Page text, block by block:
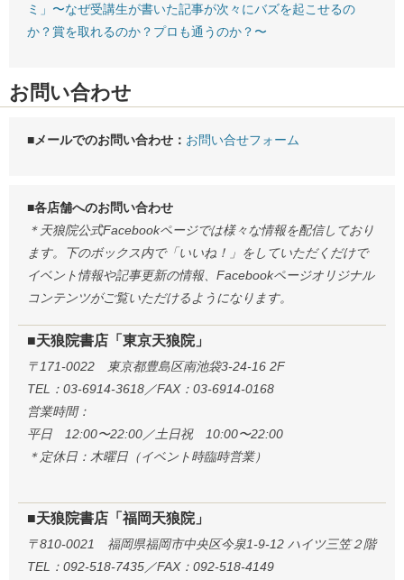
ミ」〜なぜ受講生が書いた記事が次々にバズを起こせるの
か？賞を取れるのか？プロも通うのか？〜
お問い合わせ
■メールでのお問い合わせ： お問い合せフォーム
■各店舗へのお問い合わせ
＊天狼院公式Facebookページでは様々な情報を配信しており
ます。下のボックス内で「いいね！」をしていただくだけで
イベント情報や記事更新の情報、Facebookページオリジナル
コンテンツがご覧いただけるようになります。
■天狼院書店「東京天狼院」
〒171-0022 東京都豊島区南池袋3-24-16 2F
TEL：03-6914-3618／FAX：03-6914-0168
営業時間：
平日 12:00〜22:00／土日祝 10:00〜22:00
＊定休日：木曜日（イベント時臨時営業）
■天狼院書店「福岡天狼院」
〒810-0021 福岡県福岡市中央区今泉1-9-12 ハイツ三笠２階
TEL：092-518-7435／FAX：092-518-4149